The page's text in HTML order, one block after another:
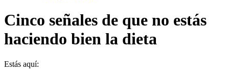
Cinco señales de que no estás
haciendo bien la dieta
Estás aquí: